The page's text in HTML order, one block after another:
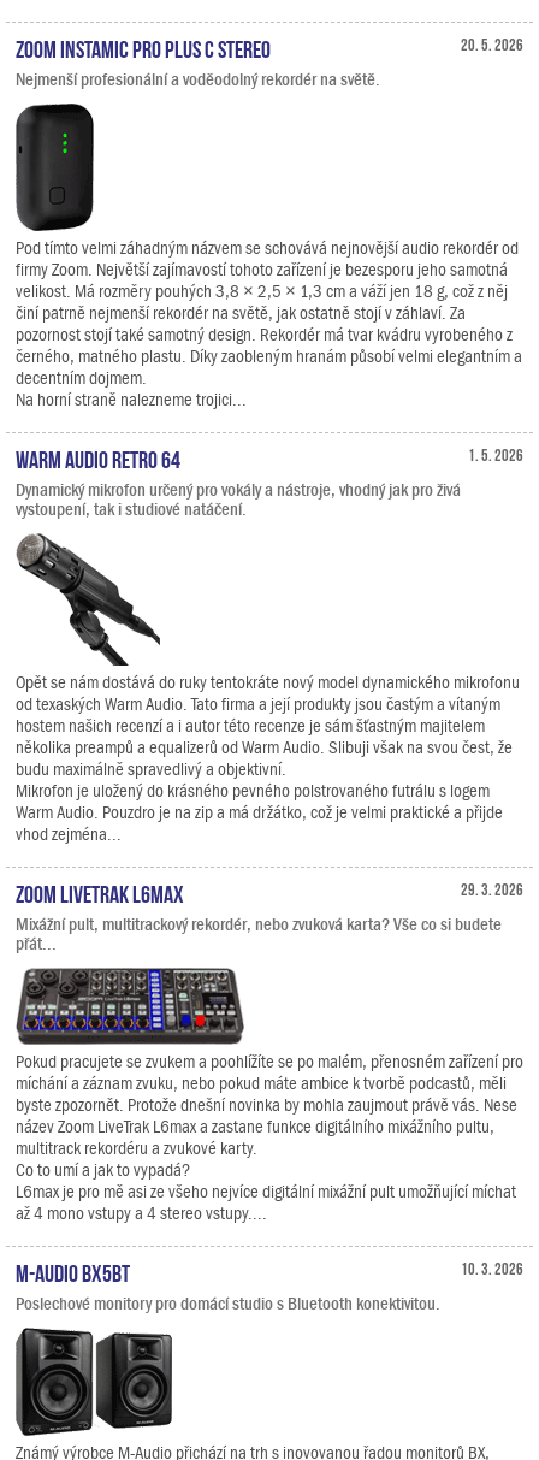
20. 5. 2026
Zoom Instamic Pro Plus C Stereo
Nejmenší profesionální a voděodolný rekordér na světě.
Pod tímto velmi záhadným názvem se schovává nejnovější audio rekordér od
firmy Zoom. Největší zajímavostí tohoto zařízení je bezesporu jeho samotná
velikost. Má rozměry pouhých 3,8 × 2,5 × 1,3 cm a váží jen 18 g, což z něj
činí patrně nejmenší rekordér na světě, jak ostatně stojí v záhlaví. Za
pozornost stojí také samotný design. Rekordér má tvar kvádru vyrobeného z
černého, matného plastu. Díky zaobleným hranám působí velmi elegantním a
decentním dojmem.
Na horní straně nalezneme trojici...
1. 5. 2026
Warm Audio Retro 64
Dynamický mikrofon určený pro vokály a nástroje, vhodný jak pro živá
vystoupení, tak i studiové natáčení.
Opět se nám dostává do ruky tentokráte nový model dynamického mikrofonu
od texaských Warm Audio. Tato firma a její produkty jsou častým a vítaným
hostem našich recenzí a i autor této recenze je sám šťastným majitelem
několika preampů a equalizerů od Warm Audio. Slibuji však na svou čest, že
budu maximálně spravedlivý a objektivní.
Mikrofon je uložený do krásného pevného polstrovaného futrálu s logem
Warm Audio. Pouzdro je na zip a má držátko, což je velmi praktické a přijde
vhod zejména...
29. 3. 2026
Zoom LiveTrak L6max
Mixážní pult, multitrackový rekordér, nebo zvuková karta? Vše co si budete
přát...
Pokud pracujete se zvukem a poohlížíte se po malém, přenosném zařízení pro
míchání a záznam zvuku, nebo pokud máte ambice k tvorbě podcastů, měli
byste zpozornět. Protože dnešní novinka by mohla zaujmout právě vás. Nese
název Zoom LiveTrak L6max a zastane funkce digitálního mixážního pultu,
multitrack rekordéru a zvukové karty.
Co to umí a jak to vypadá?
L6max je pro mě asi ze všeho nejvíce digitální mixážní pult umožňující míchat
až 4 mono vstupy a 4 stereo vstupy....
10. 3. 2026
M-Audio BX5BT
Poslechové monitory pro domácí studio s Bluetooth konektivitou.
Známý výrobce M-Audio přichází na trh s inovovanou řadou monitorů BX,